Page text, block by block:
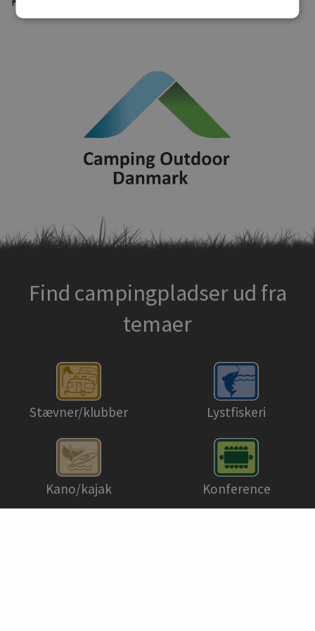
Find campingpladser ud fra
temaer
Stævner/klubber Lystfiskeri
Kano/kajak Konference